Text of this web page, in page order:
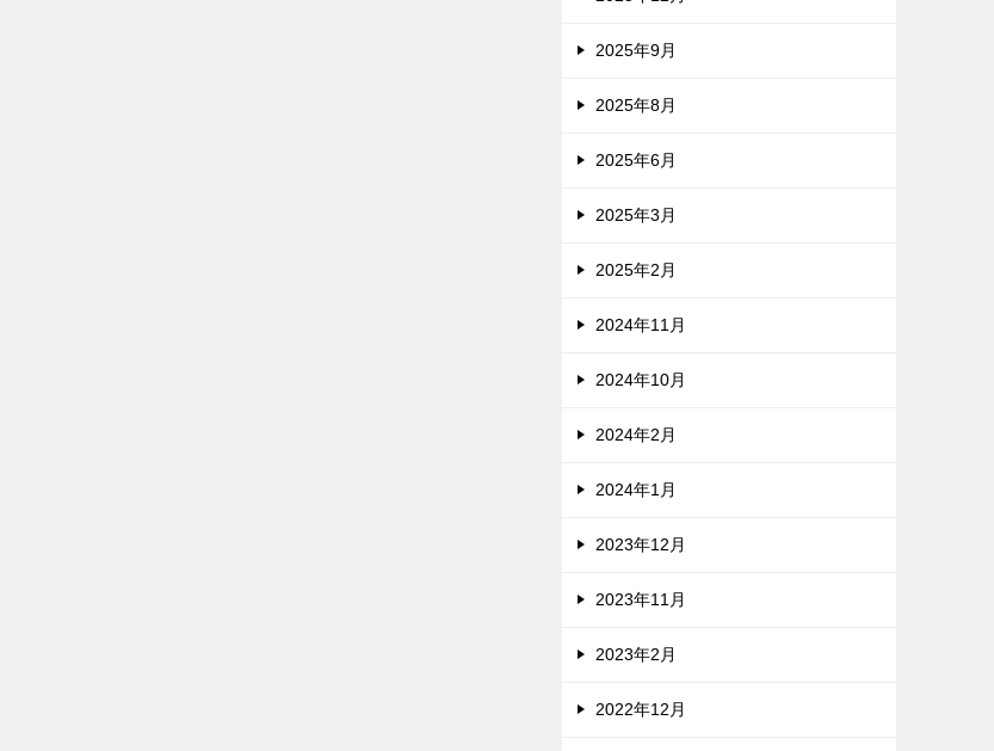
2025年9月
2025年8月
2025年6月
2025年3月
2025年2月
2024年11月
2024年10月
2024年2月
2024年1月
2023年12月
2023年11月
2023年2月
2022年12月